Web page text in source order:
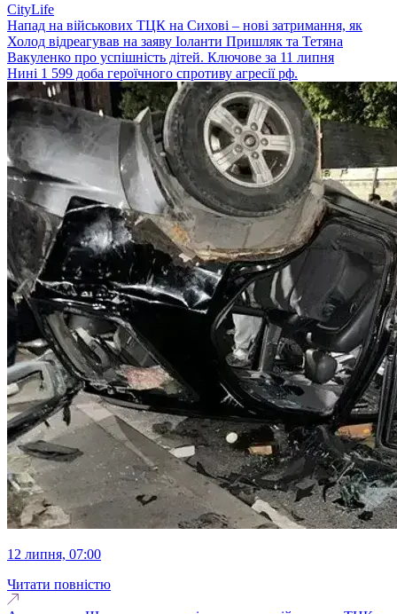
CityLife
Напад на військових ТЦК на Сихові – нові затримання, як
Холод відреагував на заяву Іоланти Пришляк та Тетяна
Вакуленко про успішність дітей. Ключове за 11 липня
Нині 1 599 доба героїчного спротиву агресії рф.
12 липня, 07:00
Читати повністю